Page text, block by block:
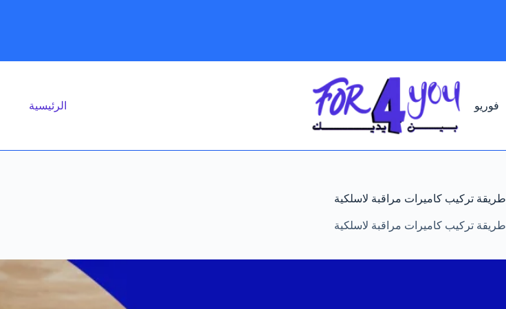
فوريو الرئيسية
طريقة تركيب كاميرات مراقبة لاسلكية
طريقة تركيب كاميرات مراقبة لاسلكية